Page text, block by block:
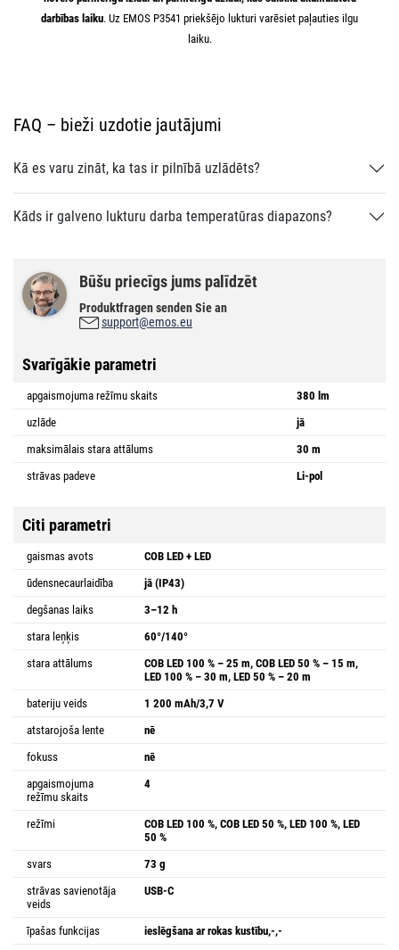
darbības laiku. Uz EMOS P3541 priekšējo lukturi varēsiet paļauties ilgu
laiku.
FAQ – bieži uzdotie jautājumi
Kā es varu zināt, ka tas ir pilnībā uzlādēts?
Kāds ir galveno lukturu darba temperatūras diapazons?
Būšu priecīgs jums palīdzēt
Produktfragen senden Sie an
support@emos.eu
Svarīgākie parametri
apgaismojuma režīmu skaits
380 lm
uzlāde
jā
maksimālais stara attālums
30 m
strāvas padeve
Li-pol
Citi parametri
gaismas avots
COB LED + LED
ūdensnecaurlaidība
jā (IP43)
degšanas laiks
3–12 h
stara leņķis
60°/140°
stara attālums
COB LED 100 % – 25 m, COB LED 50 % – 15 m,
LED 100 % – 30 m, LED 50 % – 20 m
bateriju veids
1 200 mAh/3,7 V
atstarojoša lente
nē
fokuss
nē
apgaismojuma
režīmu skaits
4
režīmi
COB LED 100 %, COB LED 50 %, LED 100 %, LED
50 %
svars
73 g
strāvas savienotāja
veids
USB-C
īpašas funkcijas
ieslēgšana ar rokas kustību,-,-